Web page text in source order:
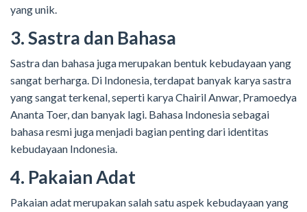
yang unik.
3. Sastra dan Bahasa
Sastra dan bahasa juga merupakan bentuk kebudayaan yang
sangat berharga. Di Indonesia, terdapat banyak karya sastra
yang sangat terkenal, seperti karya Chairil Anwar, Pramoedya
Ananta Toer, dan banyak lagi. Bahasa Indonesia sebagai
bahasa resmi juga menjadi bagian penting dari identitas
kebudayaan Indonesia.
4. Pakaian Adat
Pakaian adat merupakan salah satu aspek kebudayaan yang